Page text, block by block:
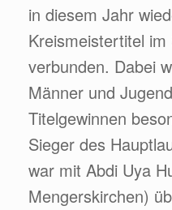
in diesem Jahr
Kreismeistertitel
verbunden. Dabei
Männer und
Titelgewinnen
Sieger des
war mit Abdi Uya
Mengerskirchen)